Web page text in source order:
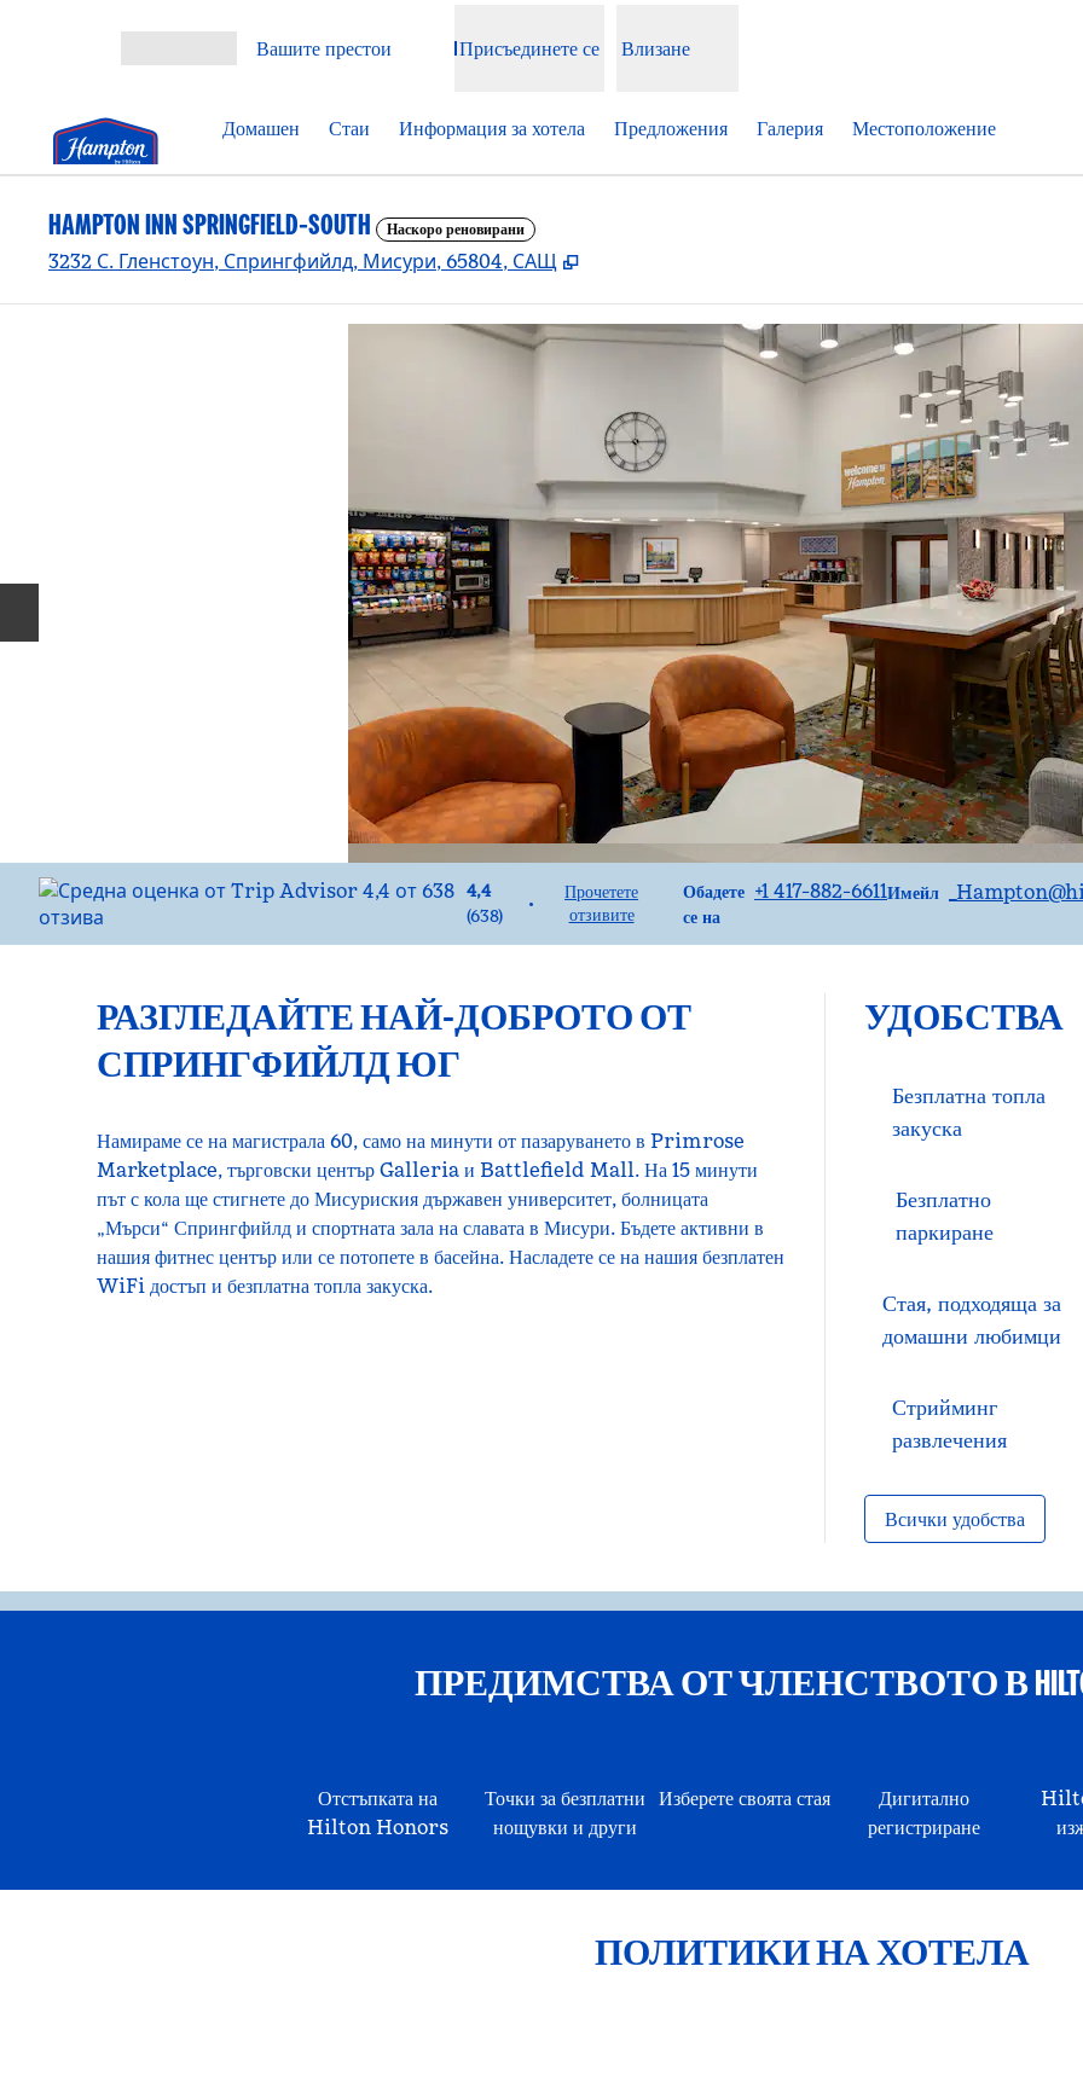
Вашите престои Присъединете се Влизане
Домашен Стаи Информация за хотела Предложения Галерия Местоположение
HAMPTON INN SPRINGFIELD-SOUTH Наскоро реновирани
3232 С. Гленстоун, Спрингфийлд, Мисури, 65804, САЩ ,
4,4
(638)
•
Прочетете
отзивите
Обадете
се на
Обаждане+1 417-882-6611Имейл
ИмейлSPRSO
_Hampton
РАЗГЛЕДАЙТЕ НАЙ-ДОБРОТО ОТ
СПРИНГФИЙЛД ЮГ
Намираме се на магистрала 60, само на минути от пазаруването в Primrose
Marketplace, търговски център Galleria и Battlefield Mall. На 15 минути
път с кола ще стигнете до Мисуриския държавен университет, болницата
„Мърси“ Спрингфийлд и спортната зала на славата в Мисури. Бъдете активни в
нашия фитнес център или се потопете в басейна. Насладете се на нашия безплатен
WiFi достъп и безплатна топла закуска.
УДОБСТВА
Безплатна топла
закуска
Безплатно
паркиране
Стая, подходяща за
домашни любимци
Стрийминг
развлечения
Всички удобства
ПРЕДИМСТВА ОТ ЧЛЕНСТВОТО В HILTON
Отстъпката на
Hilton Honors
Точки за безплатни
нощувки и други
Изберете своята стая
Дигитално
регистриране
ПОЛИТИКИ НА ХОТЕЛА